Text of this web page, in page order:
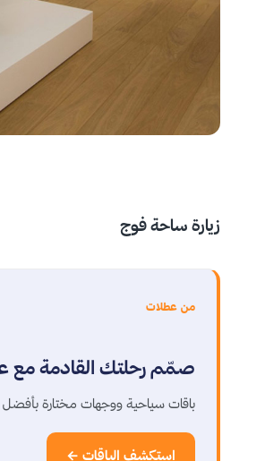
زيارة ساحة فوج
من عطلات
صمّم رحلتك القادمة مع
باقات سياحية ووجهات مختارة
استكشف الباقات ←